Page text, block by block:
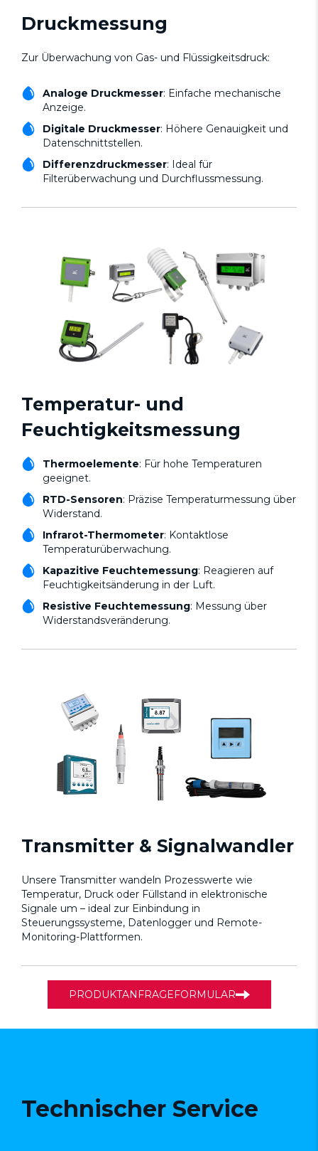
Druckmessung
Zur Überwachung von Gas- und Flüssigkeitsdruck:
Analoge Druckmesser: Einfache mechanische
Anzeige.
Digitale Druckmesser: Höhere Genauigkeit und
Datenschnittstellen.
Differenzdruckmesser: Ideal für
Filterüberwachung und Durchflussmessung.
Temperatur- und
Feuchtigkeitsmessung
Thermoelemente: Für hohe Temperaturen
geeignet.
RTD-Sensoren: Präzise Temperaturmessung über
Widerstand.
Infrarot-Thermometer: Kontaktlose
Temperaturüberwachung.
Kapazitive Feuchtemessung: Reagieren auf
Feuchtigkeitsänderung in der Luft.
Resistive Feuchtemessung: Messung über
Widerstandsveränderung.
Transmitter & Signalwandler
Unsere Transmitter wandeln Prozesswerte wie
Temperatur, Druck oder Füllstand in elektronische
Signale um – ideal zur Einbindung in
Steuerungssysteme, Datenlogger und Remote-
Monitoring-Plattformen.
PRODUKTANFRAGEFORMULAR
Technischer Service